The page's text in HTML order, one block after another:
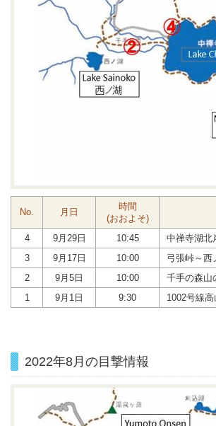
No. 月日
時間
(おおよそ)
4 9月29日 10:45 中禅寺湖北
3
9月17日 10:00 弓張峠～西
2
9月5日 10:00 千手の森山
1
9月1日 9:30 1002号線
2022年8月の目撃情報